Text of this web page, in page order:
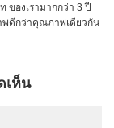
ของเรามากกว่า 3 ปี
พดีกว่าคุณภาพเดียวกัน
เห็น